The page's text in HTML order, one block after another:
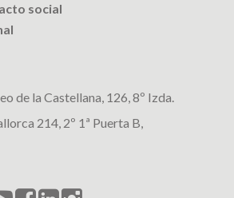
social
de la Castellana, 126, 8º Izda.
214, 2º 1ª Puerta B,